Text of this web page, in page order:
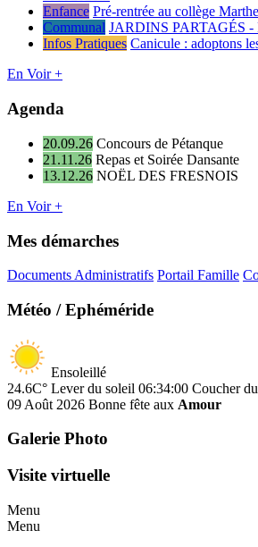
Enfance Pré-rentrée au collège
Communal JARDINS PARTAGÉS -
Infos Pratiques Canicule : adoptons
En Voir +
Agenda
20.09.26 Concours de Pétanque
21.11.26 Repas et Soirée Dansante
13.12.26 NOËL DES FRESNOIS
En Voir +
Mes démarches
Documents Administratifs Portail Famille
Météo / Ephéméride
Ensoleillé
24.6C° Lever du soleil 06:34:00 Coucher
09 Août 2026 Bonne fête aux Amour
Galerie Photo
Visite virtuelle
Menu
Menu